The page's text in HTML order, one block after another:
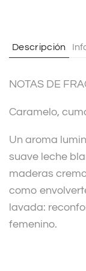
i
e
:
Descripción
NOTAS DE
Caramelo,
Un aroma
suave leche
maderas
como
lavada:
femenino.